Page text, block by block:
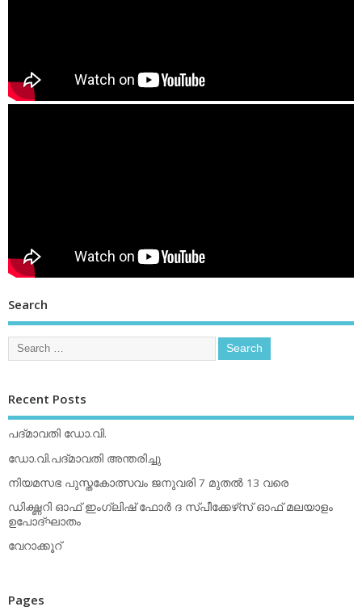
Search
Recent Posts
പദ്മാവതി ഡോ.വി.
ഡോ.വി.പദ്മാവതി അന്തരിച്ചു
നിയമസഭ പുസ്തകോത്സവം ജനുവരി 7 മുതല്‍ 13 വരെ
ഡിക്ഷ്ണറി ഓഫ് ഇംഗ്ലിഷ് ഫോര്‍ ദ സ്പീക്കേഴ്‌സ് ഓഫ് മലയാളം
ഉപോദ്ഘാതം
വേറാക്കൂറ്
Pages